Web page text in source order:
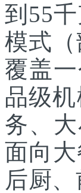
到55
模式
覆盖
品级
务、
面向
后厨